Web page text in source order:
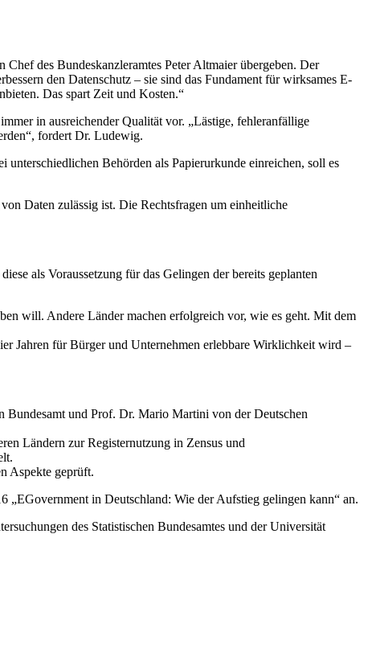
des Bundeskanzleramtes Peter Altmaier übergeben. Der
den Datenschutz – sie sind das Fundament für wirksames E-
Das spart Zeit und Kosten.“
in ausreichender Qualität vor. „Lästige, fehleranfällige
fordert Dr. Ludewig.
Behörden als Papierurkunde einreichen, soll es
Daten zulässig ist. Die Rechtsfragen um einheitliche
als Voraussetzung für das Gelingen der bereits geplanten
will. Andere Länder machen erfolgreich vor, wie es geht. Mit dem
Jahren für Bürger und Unternehmen erlebbare Wirklichkeit wird –
und Prof. Dr. Mario Martini von der Deutschen
Ländern zur Registernutzung in Zensus und
Aspekte geprüft.
in Deutschland: Wie der Aufstieg gelingen kann“ an.
des Statistischen Bundesamtes und der Universität